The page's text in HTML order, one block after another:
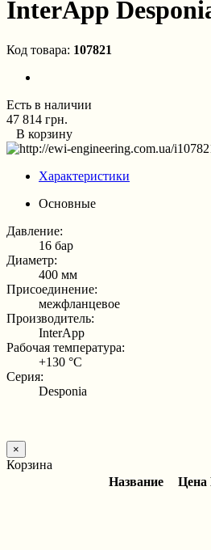
InterApp
Код товара: 107821
Есть в наличии
47 814 грн.
В корзину
Характеристики
Основные
Давление:
16 бар
Диаметр:
400 мм
Присоединение:
межфланцевое
Производитель:
InterApp
Рабочая температура:
+130 °С
Серия:
Desponia
×
Корзина
Название
Цена